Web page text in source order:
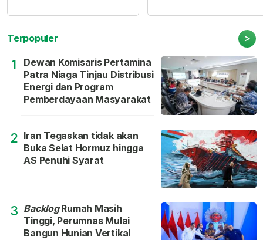
Terpopuler >
1
Dewan Komisaris Pertamina
Patra Niaga Tinjau Distribusi
Energi dan Program
Pemberdayaan Masyarakat
2 Iran Tegaskan tidak akan
Buka Selat Hormuz hingga
AS Penuhi Syarat
3 BacklogRumah Masih
Tinggi, Perumnas Mulai
Bangun Hunian Vertikal